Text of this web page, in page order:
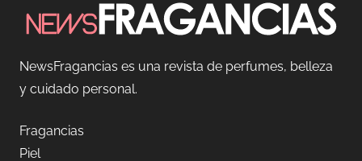
NewsFragancias es una revista de perfumes, belleza
y cuidado personal.
Fragancias
Piel